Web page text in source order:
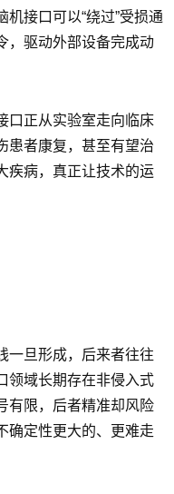
接口可以“绕过”受损通
，驱动外部设备完成动
口正从实验室走向临床
患者康复，甚至有望治
疾病，真正让技术的运
一旦形成，后来者往往
领域长期存在非侵入式
有限，后者精准却风险
确定性更大的、更难走